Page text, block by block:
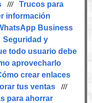
/// Trucos para
información
Business
Seguridad y
todo usuario debe
aprovecharlo
crear enlaces
tus ventas///
para ahorrar